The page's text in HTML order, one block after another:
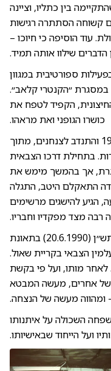
בין כתליו, וציינה
קשוחה הסתתרה רגישות
עוד הוסיפה כי חיוכו –
שילוו אותה תמיד.
ספורטיבית במגוון
״הקנטרי קלאב״.
הקפיד לטפח את
כושרו הגופני ואת מראהו.
ערן גויס לצה״ל בחודש נובמבר 1987 והתנדב לצנחנים, מתוך
בתחילת דרכו הצבאית
אך בהמשך מימש את
התאקלם היטב, התגלה
הגיע להישגים מרשימים
רבה מצד מפקדיו וחבריו.
ערן נפל בעת שירותו ביום כ״ז בסיוון תש״ן (20.6.1990) בתאונת
הצבאי בקריית שאול.
לאחר מותו, ועל פי בקשת
של אחרים, מעשה המבטא
ומהווה מעשה של הנצחה.
השכולה על איתנותו
ועל הייחוד שבאישיותו.